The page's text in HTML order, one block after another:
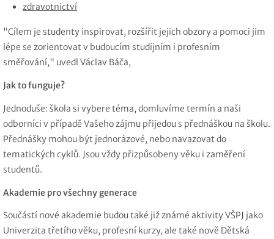
zdravotnictví
"Cílem je studenty inspirovat, rozšířit jejich obzory a pomoci jim
lépe se zorientovat v budoucím studijním i profesním
směřování," uvedl Václav Báča,
Jak to funguje?
Jednoduše: škola si vybere téma, domluvíme termín a naši
odborníci v případě Vašeho zájmu přijedou s přednáškou na školu.
Přednášky mohou být jednorázové, nebo navazovat do
tematických cyklů. Jsou vždy přizpůsobeny věku i zaměření
studentů.
Akademie pro všechny generace
Součástí nové akademie budou také již známé aktivity VŠPJ jako
Univerzita třetího věku, profesní kurzy, ale také nově Dětská